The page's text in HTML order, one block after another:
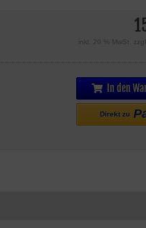
inkl. 20 % MwSt. zzgl.
In den
Direkt zu